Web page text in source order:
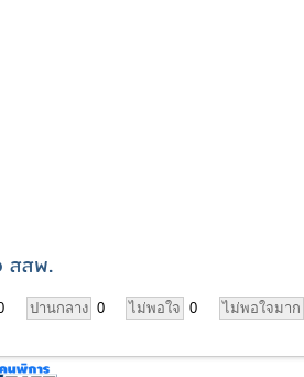
สสพ.
ปานกลาง 0 ไม่พอใจ 0 ไม่พอใจมาก